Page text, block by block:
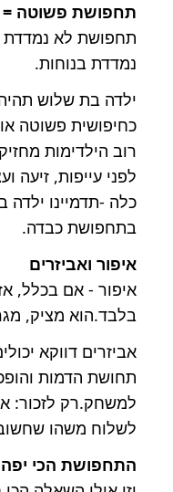
תחפושת פשוטה
תחפושת לא נמדדת
נמדדת בנוחות.
ילדה בת שלוש
כחיפושית פשוטה או
רוב הילדימות
לפני עייפות,
כלה -תדמיינו
בתחפושת כבדה.
איפור ואביזרים
איפור - אם בכלל,
בלבד.הוא מציק,
אביזרים דווקא
תחושת הדמות
למשחק.רק לזכור:
לשלוח משהו
התחפושת הכי יפה